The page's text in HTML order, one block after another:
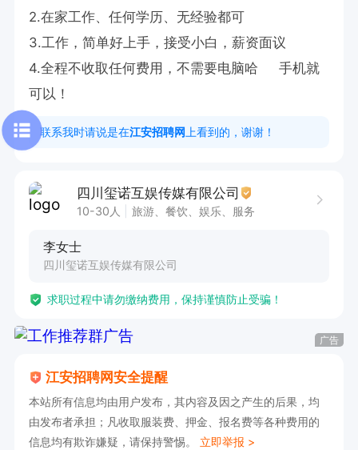
2.在家工作、任何学历、无经验都可
3.工作，简单好上手，接受小白，薪资面议
4.全程不收取任何费用，不需要电脑哈     手机就
可以！
联系我时请说是在江安招聘网 上看到的，谢谢！
四川玺诺互娱传媒有限公司
10-30人 旅游、餐饮、娱乐、服务
李女士
四川玺诺互娱传媒有限公司
求职过程中请勿缴纳费用，保持谨慎防止受骗！
广告
江安招聘网安全提醒
本站所有信息均由用户发布，其内容及因之产生的后果，均
由发布者承担；凡收取服装费、押金、报名费等各种费用的
信息均有欺诈嫌疑，请保持警惕。 立即举报 >